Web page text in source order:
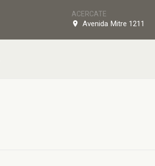
ACERCATE
Avenida Mitre 1211